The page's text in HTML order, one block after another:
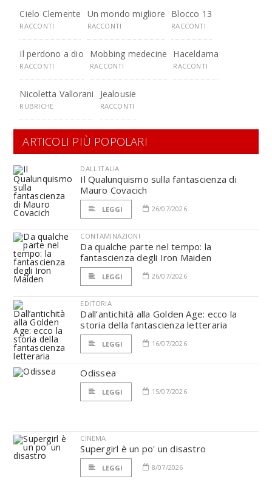
Cielo Clemente
RACCONTI
Un mondo migliore
RACCONTI
Blocco 13
RACCONTI
Il perdono a dio
RACCONTI
Mobbing medecine
RACCONTI
Haceldama
RACCONTI
Nicoletta Vallorani
RUBRICHE
Jealousie
RACCONTI
ARTICOLI PIÙ POPOLARI
DALL'ITALIA
Il Qualunquismo sulla fantascienza di
Mauro Covacich
LEGGI 26/07/2026
CONTAMINAZIONI
Da qualche parte nel tempo: la
fantascienza degli Iron Maiden
LEGGI 26/07/2026
EDITORIA
Dall’antichità alla Golden Age: ecco la
storia della fantascienza letteraria
LEGGI 16/07/2026
Odissea
LEGGI 15/07/2026
CINEMA
Supergirl è un po' un disastro
LEGGI 8/07/2026